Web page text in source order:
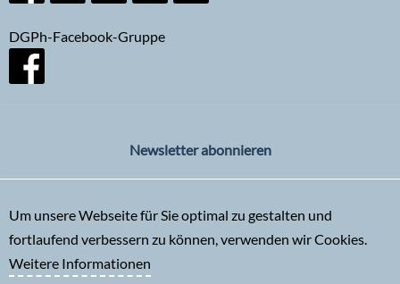
DGPh-Facebook-Gruppe
Newsletter abonnieren
Um unsere Webseite für Sie optimal zu gestalten und
fortlaufend verbessern zu können, verwenden wir Cookies.
Weitere Informationen